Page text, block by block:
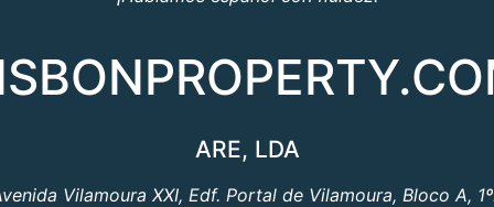
ARE, LDA
Vilamoura XXI, Edf. Portal de Vilamoura, Bloco A,